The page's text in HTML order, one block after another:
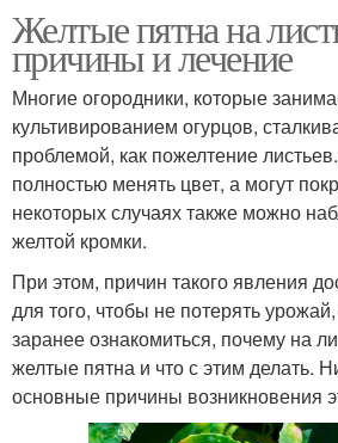
Желтые пятна на
причины и лечение
Многие огородники, которые
культивированием огурцов,
проблемой, как пожелтение
полностью менять цвет, а могут
некоторых случаях также можно
желтой кромки.
При этом, причин такого явления
для того, чтобы не потерять
заранее ознакомиться, почему на
желтые пятна и что с этим делать.
основные причины возникновения